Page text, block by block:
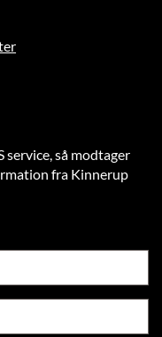
service, så modtager
fra Kinnerup